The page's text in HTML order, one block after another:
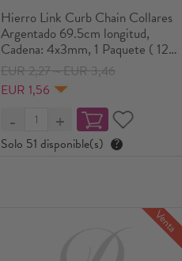
Hierro Link Curb Chain Collares
Argentado 69.5cm longitud,
Cadena: 4x3mm, 1 Paquete ( 12
Unidades/Paquete)
EUR 2,27～EUR 3,46
EUR 1,56
Solo 51 disponible(s) ?
Venta